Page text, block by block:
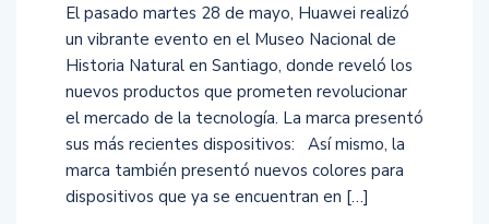
El pasado martes 28 de mayo, Huawei realizó
un vibrante evento en el Museo Nacional de
Historia Natural en Santiago, donde reveló los
nuevos productos que prometen revolucionar
el mercado de la tecnología. La marca presentó
sus más recientes dispositivos: ​ Así mismo, la
marca también presentó nuevos colores para
dispositivos que ya se encuentran en […]